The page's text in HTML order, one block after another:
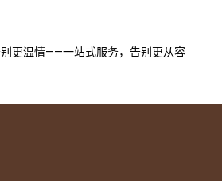
更温情——一站式服务，告别更从容